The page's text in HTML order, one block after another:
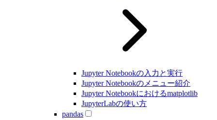
Jupyter Notebookの入力と実行
Jupyter Notebookのメニュー紹介
Jupyter Notebookにおけるmatplotlib
JupyterLabの使い方
pandas